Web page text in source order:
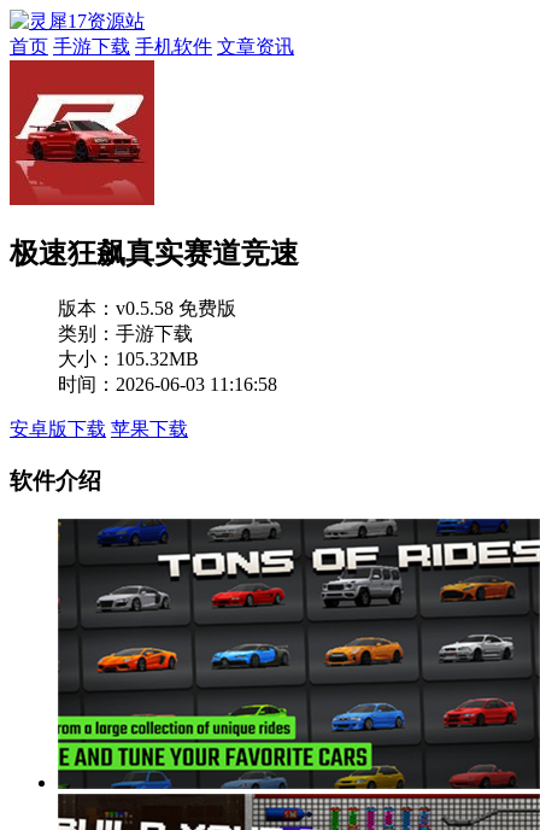
首页 手游下载 手机软件 文章资讯
极速狂飙真实赛道竞速
版本： v0.5.58 免费版
类别：手游下载
大小：105.32MB
时间：2026-06-03 11:16:58
安卓版下载 苹果下载
软件介绍